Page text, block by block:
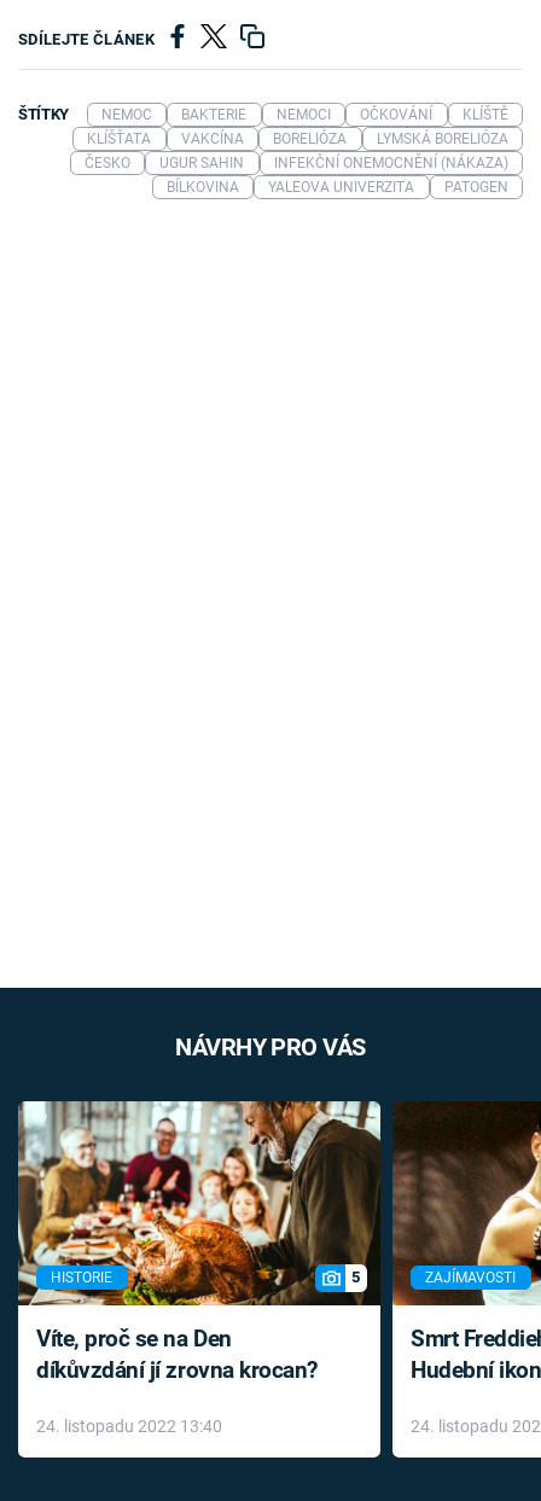
SDÍLEJTE ČLÁNEK
ŠTÍTKY NEMOC BAKTERIE NEMOCI OČKOVÁNÍ
KLÍŠTĚ
KLÍŠŤATA
VAKCÍNA BORELIÓZA
LYMSKÁ BORELIÓZA
ČESKO
UGUR SAHIN
INFEKČNÍ ONEMOCNĚNÍ (NÁKAZA)
BÍLKOVINA
YALEOVA UNIVERZITA PATOGEN
NÁVRHY PRO VÁS
HISTORIE 5
Víte, proč se na Den
díkůvzdání jí zrovna krocan?
24. listopadu 2022 13:40
ZAJÍMAVOSTI
Smrt
Hudební
léky
24. listopadu